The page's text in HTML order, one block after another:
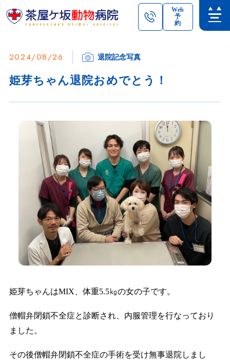
Web
予
約
2024/08/26 退院記念写真
姫芽ちゃん退院おめでとう！
姫芽ちゃんはMIX、体重5.5㎏の女の子です。
僧帽弁閉鎖不全症と診断され、内服管理を行なっており
ました。
その後僧帽弁閉鎖不全症の手術を受け無事退院しまし